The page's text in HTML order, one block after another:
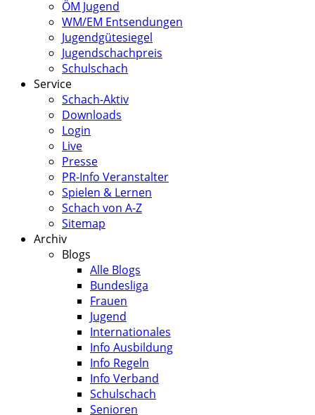
ÖM Jugend
WM/EM Entsendungen
Jugendgütesiegel
Jugendschachpreis
Schulschach
Service
Schach-Aktiv
Downloads
Login
Live
Presse
PR-Info Veranstalter
Spielen & Lernen
Schach von A-Z
Sitemap
Archiv
Blogs
Alle Blogs
Bundesliga
Frauen
Jugend
Internationales
Info Ausbildung
Info Regeln
Info Verband
Schulschach
Senioren